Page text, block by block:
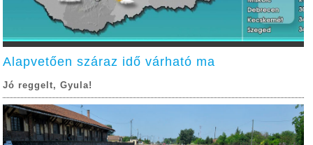
Alapvetően száraz idő várható ma
Jó reggelt, Gyula!